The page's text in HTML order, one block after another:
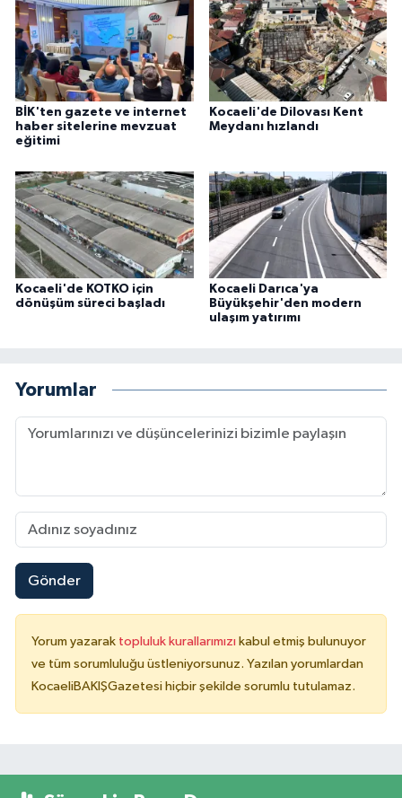
BİK'ten gazete ve internet
haber sitelerine mevzuat
eğitimi
Kocaeli'de Dilovası Kent
Meydanı hızlandı
Kocaeli'de KOTKO için
dönüşüm süreci başladı
Kocaeli Darıca'ya
Büyükşehir'den modern
ulaşım yatırımı
Yorumlar
Gönder
Yorum yazarak topluluk kurallarımızı kabul etmiş bulunuyor
ve tüm sorumluluğu üstleniyorsunuz. Yazılan yorumlardan
KocaeliBAKIŞGazetesi hiçbir şekilde sorumlu tutulamaz.